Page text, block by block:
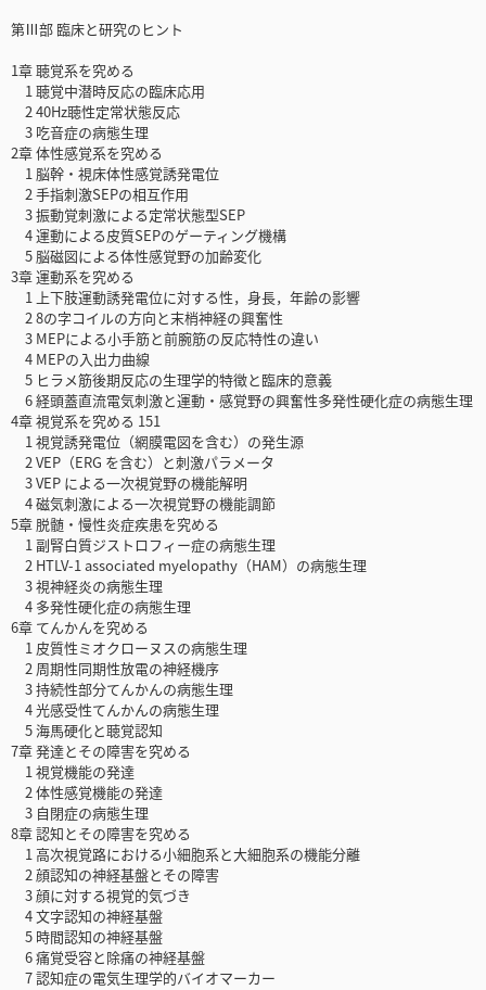
第Ⅲ部 臨床と研究のヒント
1章 聴覚系を究める
1 聴覚中潜時反応の臨床応用
2 40Hz聴性定常状態反応
3 吃音症の病態生理
2章 体性感覚系を究める
1 脳幹・視床体性感覚誘発電位
2 手指刺激SEPの相互作用
3 振動覚刺激による定常状態型SEP
4 運動による皮質SEPのゲーティング機構
5 脳磁図による体性感覚野の加齢変化
3章 運動系を究める
1 上下肢運動誘発電位に対する性，身長，年齢の影響
2 8の字コイルの方向と末梢神経の興奮性
3 MEPによる小手筋と前腕筋の反応特性の違い
4 MEPの入出力曲線
5 ヒラメ筋後期反応の生理学的特徴と臨床的意義
6 経頭蓋直流電気刺激と運動・感覚野の興奮性多発性硬化症の病態生理
4章 視覚系を究める 151
1 視覚誘発電位（網膜電図を含む）の発生源
2 VEP（ERG を含む）と刺激パラメータ
3 VEP による一次視覚野の機能解明
4 磁気刺激による一次視覚野の機能調節
5章 脱髄・慢性炎症疾患を究める
1 副腎白質ジストロフィー症の病態生理
2 HTLV-1 associated myelopathy（HAM）の病態生理
3 視神経炎の病態生理
4 多発性硬化症の病態生理
6章 てんかんを究める
1 皮質性ミオクローヌスの病態生理
2 周期性同期性放電の神経機序
3 持続性部分てんかんの病態生理
4 光感受性てんかんの病態生理
5 海馬硬化と聴覚認知
7章 発達とその障害を究める
1 視覚機能の発達
2 体性感覚機能の発達
3 自閉症の病態生理
8章 認知とその障害を究める
1 高次視覚路における小細胞系と大細胞系の機能分離
2 顔認知の神経基盤とその障害
3 顔に対する視覚的気づき
4 文字認知の神経基盤
5 時間認知の神経基盤
6 痛覚受容と除痛の神経基盤
7 認知症の電気生理学的バイオマーカー